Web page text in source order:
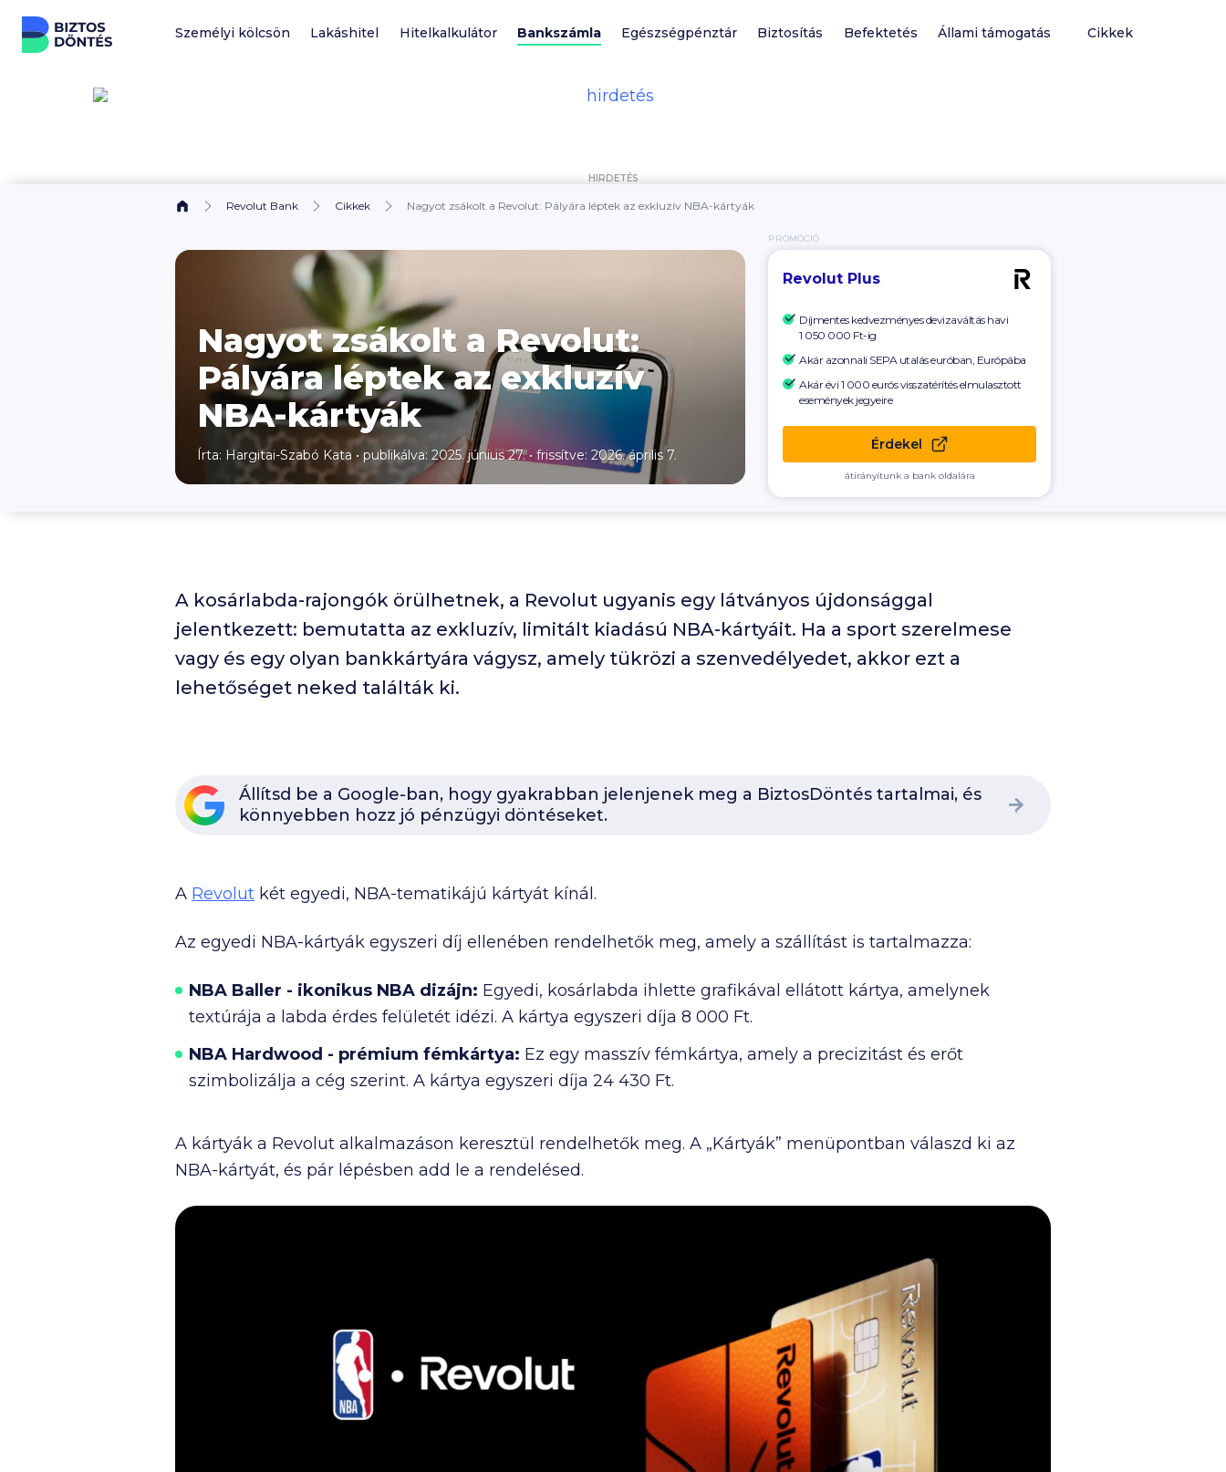
Ugrás a tartalomhoz
Személyi kölcsön Lakáshitel Hitelkalkulátor Bankszámla Egészségpénztár Biztosítás Befektetés Állami támogatás Cikkek
HIRDETÉS
Revolut Bank Cikkek Nagyot zsákolt a Revolut: Pályára léptek az exkluzív NBA-kártyák
Nagyot zsákolt a Revolut:
Pályára léptek az exkluzív
NBA-kártyák
Írta: Hargitai-Szabó Kata • publikálva: 2025. június 27.• frissítve: 2026. április 7.
PROMÓCIÓ
Revolut Plus
Díjmentes kedvezményes devizaváltás havi
1 050 000 Ft-ig
Akár azonnali SEPA utalás euróban, Európába
Akár évi 1 000 eurós visszatérítés elmulasztott
események jegyeire
Érdekel
átirányítunk a bank oldalára
A kosárlabda-rajongók örülhetnek, a Revolut ugyanis egy látványos újdonsággal
jelentkezett: bemutatta az exkluzív, limitált kiadású NBA-kártyáit. Ha a sport szerelmese
vagy és egy olyan bankkártyára vágysz, amely tükrözi a szenvedélyedet, akkor ezt a
lehetőséget neked találták ki.
Állítsd be a Google-ban, hogy gyakrabban jelenjenek meg a BiztosDöntés tartalmai, és
könnyebben hozz jó pénzügyi döntéseket.
A Revolut két egyedi, NBA-tematikájú kártyát kínál.
Az egyedi NBA-kártyák egyszeri díj ellenében rendelhetők meg, amely a szállítást is tartalmazza:
NBA Baller - ikonikus NBA dizájn: Egyedi, kosárlabda ihlette grafikával ellátott kártya, amelynek
textúrája a labda érdes felületét idézi. A kártya egyszeri díja 8 000 Ft.
NBA Hardwood - prémium fémkártya: Ez egy masszív fémkártya, amely a precizitást és erőt
szimbolizálja a cég szerint. A kártya egyszeri díja 24 430 Ft.
A kártyák a Revolut alkalmazáson keresztül rendelhetők meg. A „Kártyák” menüpontban válaszd ki az
NBA-kártyát, és pár lépésben add le a rendelésed.